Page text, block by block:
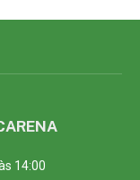
14:00